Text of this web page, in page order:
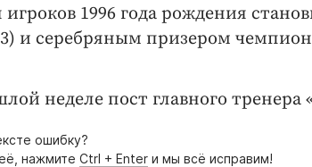
игроков 1996 года рождения
и серебряным призером
неделе пост главного тренера
ошибку?
нажмите Ctrl + Enter и мы всё исправим!